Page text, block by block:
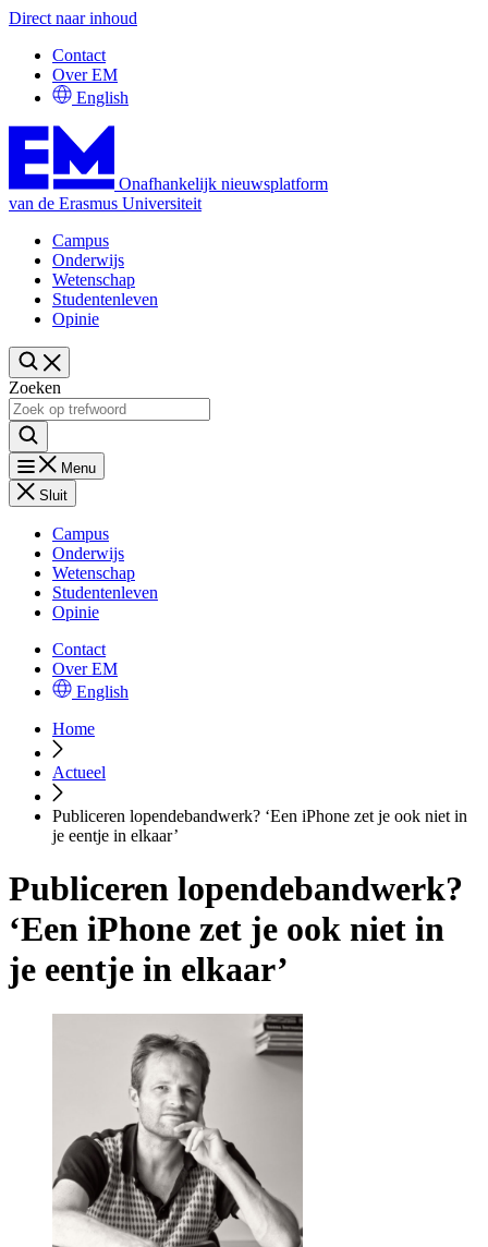
Direct naar inhoud
Contact
Over EM
English
Onafhankelijk nieuwsplatform
van de Erasmus Universiteit
Campus
Onderwijs
Wetenschap
Studentenleven
Opinie
Zoeken
Menu
Sluit
Campus
Onderwijs
Wetenschap
Studentenleven
Opinie
Contact
Over EM
English
Home
Actueel
Publiceren lopendebandwerk? ‘Een iPhone zet je ook niet in
je eentje in elkaar’
Publiceren lopendebandwerk?
‘Een iPhone zet je ook niet in
je eentje in elkaar’